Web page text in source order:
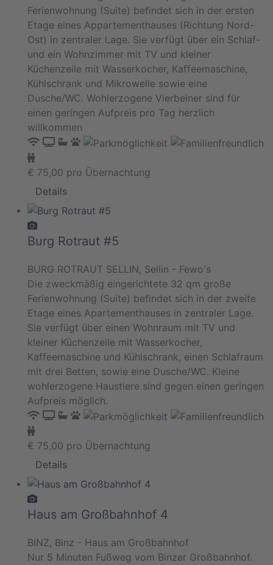
Ferienwohnung (Suite) befindet sich in der ersten
Etage eines Appartementhauses (Richtung Nord-
Ost) in zentraler Lage. Sie verfügt über ein Schlaf-
und ein Wohnzimmer mit TV und kleiner
Küchenzeile mit Wasserkocher, Kaffeemaschine,
Kühlschrank und Mikrowelle sowie eine
Dusche/WC. Wohlerzogene Vierbeiner sind für
einen geringen Aufpreis pro Tag herzlich
willkommen
€ 75,00 pro Übernachtung
Details
Burg Rotraut #5
BURG ROTRAUT SELLIN, Sellin - Fewo's
Die zweckmäßig eingerichtete 32 qm große
Ferienwohnung (Suite) befindet sich in der zweite
Etage eines Apartementhauses in zentraler Lage.
Sie verfügt über einen Wohnraum mit TV und
kleiner Küchenzeile mit Wasserkocher,
Kaffeemaschine und Kühlschrank, einen Schlafraum
mit drei Betten, sowie eine Dusche/WC. Kleine
wohlerzogene Haustiere sind gegen einen geringen
Aufpreis möglich.
€ 75,00 pro Übernachtung
Details
Haus am Großbahnhof 4
BINZ, Binz - Haus am Großbahnhof
Nur 5 Minuten Fußweg vom Binzer Großbahnhof.